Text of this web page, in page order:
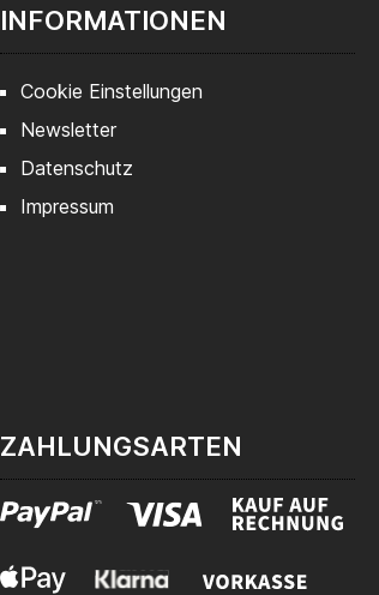
INFORMATIONEN
Cookie Einstellungen
Newsletter
Datenschutz
Impressum
ZAHLUNGSARTEN